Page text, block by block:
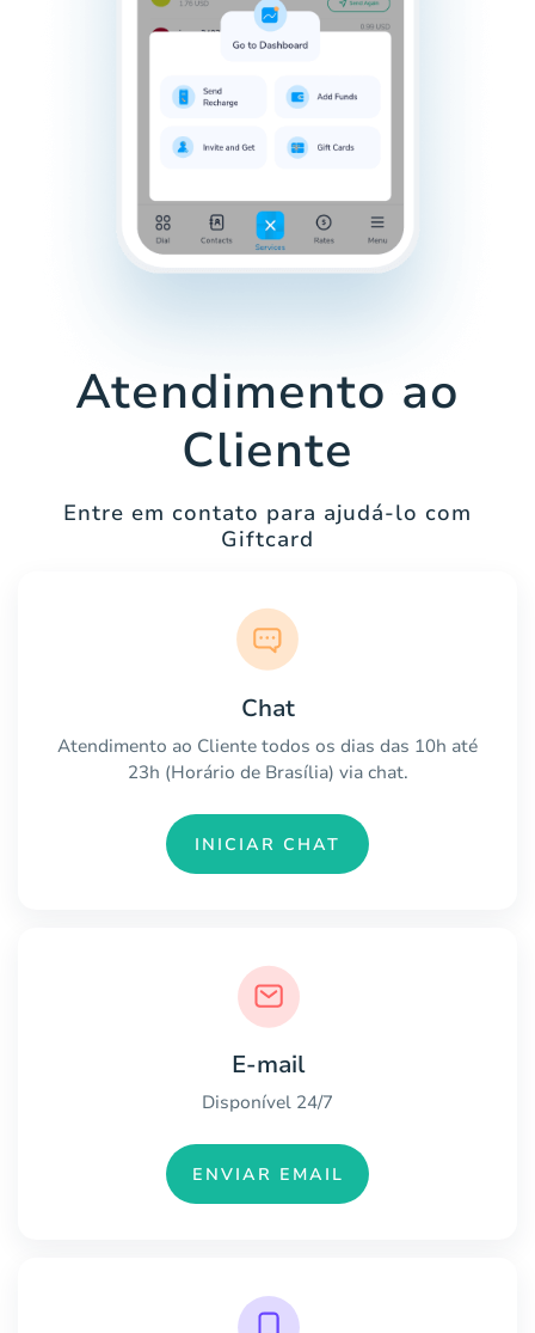
Atendimento ao
Cliente
Entre em contato para ajudá-lo com
Giftcard
Chat
Atendimento ao Cliente todos os dias das 10h até
23h (Horário de Brasília) via chat.
INICIAR CHAT
E-mail
Disponível 24/7
ENVIAR EMAIL